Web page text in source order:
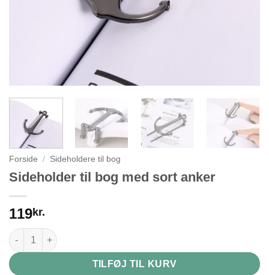
Forside / Sideholdere til bog
Sideholder til bog med sort anker
119kr.
Sideholder til bog med sort anker antal
TILFØJ TIL KURV